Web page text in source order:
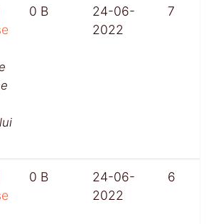
0 B
24-06-
2022
7
0 B
24-06-
2022
6